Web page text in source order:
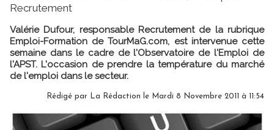
Recrutement
Valérie Dufour, responsable Recrutement de la rubrique
Emploi-Formation de TourMaG.com, est intervenue cette
semaine dans le cadre de l'Observatoire de l'Emploi de
l'APST. L'occasion de prendre la température du marché
de l'emploi dans le secteur.
Rédigé par La Rédaction le Mardi 8 Novembre 2011 à 11:54